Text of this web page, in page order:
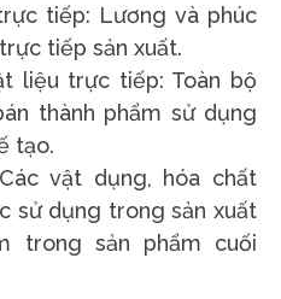
tiếp: Lương và phúc
tiếp sản xuất.
liệu trực tiếp: Toàn bộ
thành phẩm sử dụng
tạo.
vật dụng, hóa chất
sử dụng trong sản xuất
trong sản phẩm cuối